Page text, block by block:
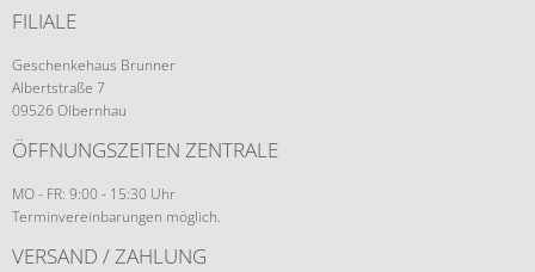
FILIALE
Geschenkehaus Brunner
Albertstraße 7
09526 Olbernhau
ÖFFNUNGSZEITEN ZENTRALE
MO - FR: 9:00 - 15:30 Uhr
Terminvereinbarungen möglich.
VERSAND / ZAHLUNG